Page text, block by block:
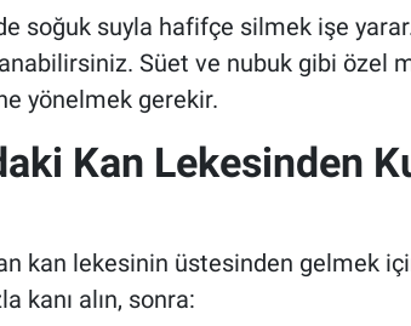
soğuk suyla hafifçe silmek işe
Süet ve nubuk gibi özel
yönelmek gerekir.
Kan Lekesinden
kan lekesinin üstesinden gelmek
kanı alın, sonra: